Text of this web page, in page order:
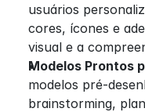
usuários
cores, ícones e
visual e a
Modelos Prontos
modelos pré-
brainstorming,